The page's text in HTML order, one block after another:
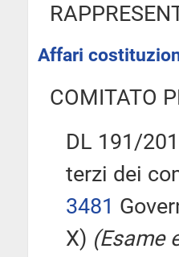
Affari
COMITATO
DL 191/
terzi dei
3481
X) (Esame